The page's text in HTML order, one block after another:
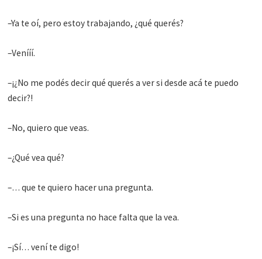
–Ya te oí, pero estoy trabajando, ¿qué querés?
–Venííí.
–¡¿No me podés decir qué querés a ver si desde acá te puedo
decir?!
–No, quiero que veas.
–¿Qué vea qué?
–… que te quiero hacer una pregunta.
–Si es una pregunta no hace falta que la vea.
–¡Sí… vení te digo!